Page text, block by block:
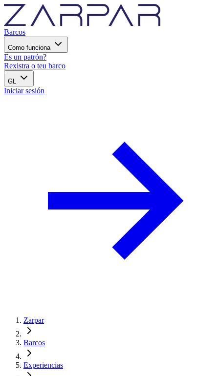
Barcos
Como funciona
Es un patrón?
Rexistra o teu barco
GL
Iniciar sesión
Zarpar
Barcos
Experiencias